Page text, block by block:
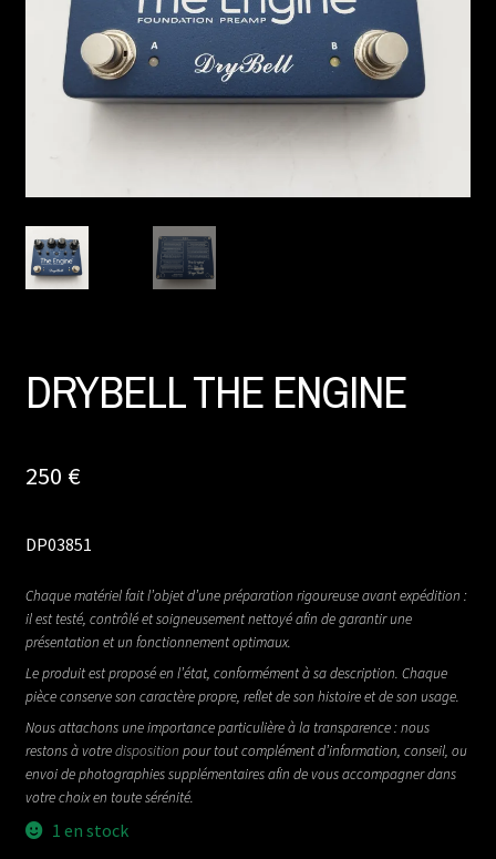
DRYBELL THE ENGINE
250 €
DP03851
Chaque matériel fait l’objet d’une préparation rigoureuse avant expédition :
il est testé, contrôlé et soigneusement nettoyé afin de garantir une
présentation et un fonctionnement optimaux.
Le produit est proposé en l’état, conformément à sa description. Chaque
pièce conserve son caractère propre, reflet de son histoire et de son usage.
Nous attachons une importance particulière à la transparence : nous
restons à votredisposition pour tout complément d’information, conseil, ou
envoi de photographies supplémentaires afin de vous accompagner dans
votre choix en toute sérénité.
1 en stock